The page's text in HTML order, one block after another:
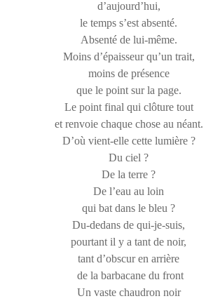
d’aujourd’hui,
le temps s’est absenté.
Absenté de lui-même.
Moins d’épaisseur qu’un trait,
moins de présence
que le point sur la page.
Le point final qui clôture tout
et renvoie chaque chose au néant.
D’où vient-elle cette lumière ?
Du ciel ?
De la terre ?
De l’eau au loin
qui bat dans le bleu ?
Du-dedans de qui-je-suis,
pourtant il y a tant de noir,
tant d’obscur en arrière
de la barbacane du front
Un vaste chaudron noir